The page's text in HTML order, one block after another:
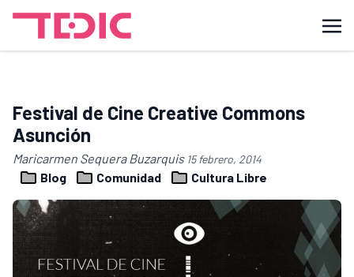
Festival de Cine Creative Commons
Asunción
Maricarmen Sequera Buzarquis 15 febrero, 2014
Blog Comunidad Cultura Libre